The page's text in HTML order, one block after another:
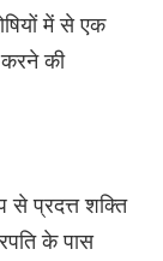
में से एक
करने की
से प्रदत्त शक्ति
के पास